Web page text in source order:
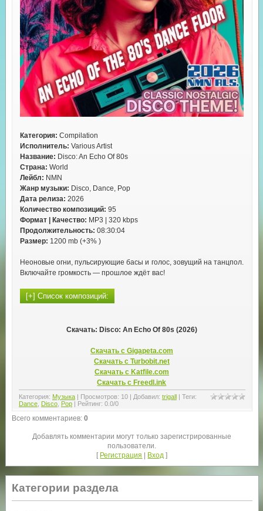
Категория: Compilation
Исполнитель: Various Artist
Название: Disco: An Echo Of 80s
Страна: World
Лейбл: NMN
Жанр музыки: Disco, Dance, Pop
Дата релиза: 2026
Количество композиций: 95
Формат | Качество: MP3 | 320 kbps
Продолжительность: 08:30:04
Размер: 1200 mb (+3% )
Неоновые огни, пульсирующие басы и голос, зовущий на танцпол.
Включайте громкость — прошлое ждёт вас!
Скачать: Disco: An Echo Of 80s (2026)
Скачать с Gigapeta.com
Скачать с Turbobit.net
Скачать с Katfile.com
Скачать с Freedl.ink
Категория: Музыка| Просмотров: 10| Добавил: trigall | Теги:
Dance, Disco, Pop | Рейтинг: 0.0/0
Всего комментариев: 0
Добавлять комментарии могут только зарегистрированные
пользователи.
[ Регистрация | Вход ]
Категории раздела